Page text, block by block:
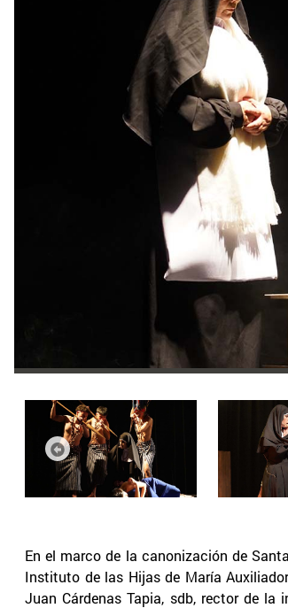
Anterior
En el marco de la canonización de
Instituto de las Hijas de María
Juan Cárdenas Tapia, sdb, rector de